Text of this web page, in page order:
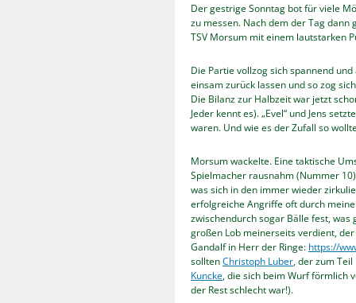
Der gestrige Sonntag bot für viele
zu messen. Nach dem der Tag
TSV Morsum mit einem lautstarken
Die Partie vollzog sich spannend
einsam zurück lassen und so zog
Die Bilanz zur Halbzeit war jetzt
Jeder kennt es). „Evel“ und Jens
waren. Und wie es der Zufall so
Morsum wackelte. Eine taktische
Spielmacher rausnahm (Nummer
was sich in den immer wieder
erfolgreiche Angriffe oft durch
zwischendurch sogar Bälle fest,
großen Lob meinerseits verdient,
Gandalf in Herr der Ringe: https://
solltenChristoph Luber, der zum
Kuncke, die sich beim Wurf förmlich
der Rest schlecht war!).